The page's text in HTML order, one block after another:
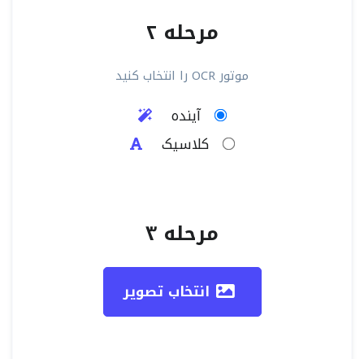
مرحله ۲
موتور OCR را انتخاب کنید
آینده
کلاسیک
مرحله ۳
انتخاب تصویر